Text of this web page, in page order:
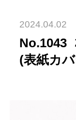
2024.04.02
No.1043
(表紙カ